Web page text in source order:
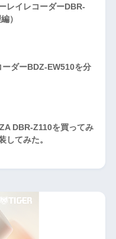
レイレコーダーDBR-
）
ダーBDZ-EW510を分
DBR-Z110を買ってみ
してみた。